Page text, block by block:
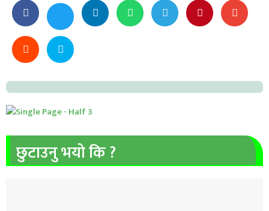
छुटाउनु भयो कि ?